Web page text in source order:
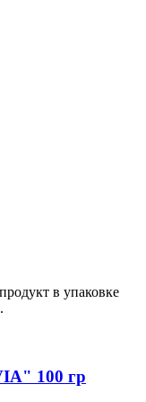
в упаковке
100 гр